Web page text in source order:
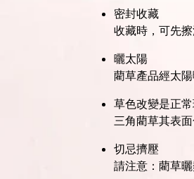
密封收藏
收藏時，可先
曬太陽
藺草產品經太
草色改變是正
三角藺草其表
切忌擠壓
請注意：藺草